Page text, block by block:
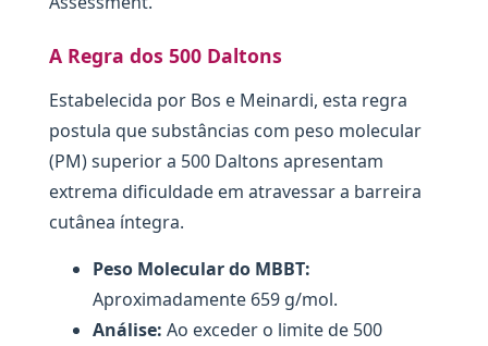
A Regra dos 500 Daltons
Estabelecida por Bos e Meinardi, esta regra
postula que substâncias com peso molecular
(PM) superior a 500 Daltons apresentam
extrema dificuldade em atravessar a barreira
cutânea íntegra.
Peso Molecular do MBBT:
Aproximadamente 659 g/mol.
Análise: Ao exceder o limite de 500